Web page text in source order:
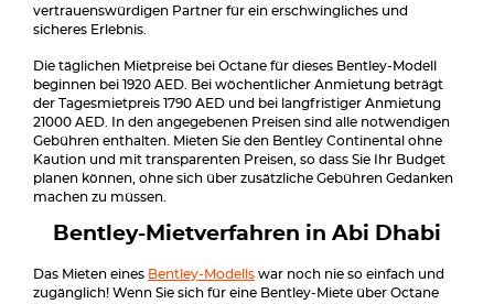
vertrauenswürdigen Partner für ein erschwingliches und
sicheres Erlebnis.
Die täglichen Mietpreise bei Octane für dieses Bentley-Modell
beginnen bei 1920 AED. Bei wöchentlicher Anmietung beträgt
der Tagesmietpreis 1790 AED und bei langfristiger Anmietung
21000 AED. In den angegebenen Preisen sind alle notwendigen
Gebühren enthalten. Mieten Sie den Bentley Continental ohne
Kaution und mit transparenten Preisen, so dass Sie Ihr Budget
planen können, ohne sich über zusätzliche Gebühren Gedanken
machen zu müssen.
Bentley-Mietverfahren in Abi Dhabi
Das Mieten eines Bentley-Modells war noch nie so einfach und
zugänglich! Wenn Sie sich für eine Bentley-Miete über Octane